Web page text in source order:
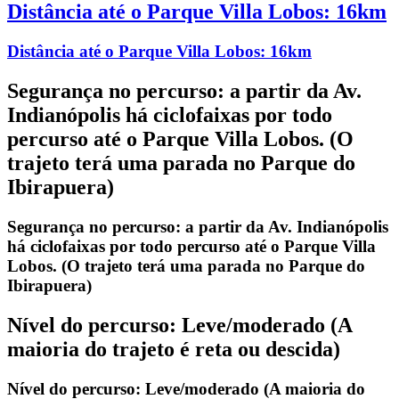
Distância até o Parque Villa Lobos: 16km
Distância até o Parque Villa Lobos: 16km
Segurança no percurso: a partir da Av.
Indianópolis há ciclofaixas por todo
percurso até o Parque Villa Lobos. (O
trajeto terá uma parada no Parque do
Ibirapuera)
Segurança no percurso: a partir da Av. Indianópolis
há ciclofaixas por todo percurso até o Parque Villa
Lobos. (O trajeto terá uma parada no Parque do
Ibirapuera)
Nível do percurso: Leve/moderado (A
maioria do trajeto é reta ou descida)
Nível do percurso: Leve/moderado (A maioria do